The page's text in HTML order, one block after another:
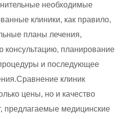
необходимые
клиники, как правило,
планы лечения,
планирование
и последующее
клиник
цены, но и качество
предлагаемые медицинские